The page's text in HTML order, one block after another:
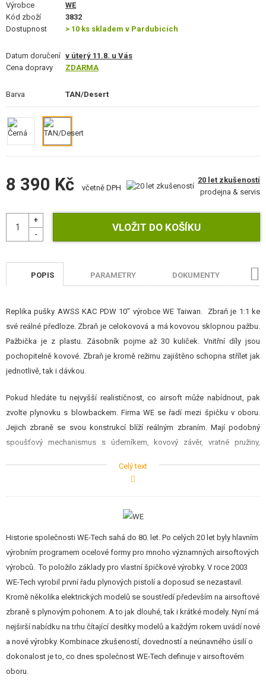
SERVIS A ÚDRŽBA ZBRANÍ
SEBEOBRANA, VÝCVIK, NOŽE
JÍDLO
REKLAMNÍ PŘEDMĚTY
POŠKOZENÉ, POUŽITÉ ZBOŽÍ
NOVINKY
SLEVY, AKCE
KONTAKT
Výrobce
WE
Kód zboží
3832
Dostupnost
> 10 ks skladem v Pardubicích
Datum doručení v úterý 11.8. u Vás
Cena dopravy
ZDARMA
Barva TAN/Desert
8 390 Kč včetně DPH
20 let zkušeností
prodejna & servis
POPIS PARAMETRY DOKUMENTY
Replika pušky AWSS KAC PDW 10" výrobce WE Taiwan. Zbraň je 1:1 ke
své reálné předloze. Zbraň je celokovová a má kovovou sklopnou pažbu.
Pažbička je z plastu. Zásobník pojme až 30 kuliček. Vnitřní díly jsou
pochopitelně kovové. Zbraň je kromě režimu zajištěno schopna střílet jak
jednotlivě, tak i dávkou.
Pokud hledáte tu nejvyšší realističnost, co airsoft může nabídnout, pak
zvolte plynovku s blowbackem. Firma WE se řadí mezi špičku v oboru.
Jejich zbraně se svou konstrukcí blíží reálným zbraním. Mají podobný
spoušťový mechanismus s úderníkem, kovový závěr, vratné pružiny,
rozborku, reálný princip natahování závěru před první ranou, čistí se a
obtížnější seřizování HopUp systému jenž ovlivňuje expandující plyn, vyšší
míra opotřebení vnitřních dílů, nebo citlivost na nízké teploty (pracovní
rozmezí 15-25°C). Plynové zbraně nejsou pro rozmazlené majitele
elektrických zbraní, ale pro specifickou skupinu hráčů, kteří touží
posunout realističnost airsoftu na vyšší úroveň.
Zbraň je schopna pracovat jak s plynovými zásobníky (v balení), tak
můžete přikoupit i zásobník na CO2 bombičky. Zde uvádíme srovnání
jednotlivých typů:
Celý text
Historie společnosti WE-Tech sahá do 80. let. Po celých 20 let byly hlavním
výrobním programem ocelové formy pro mnoho významných airsoftových
výrobců. To položilo základy pro vlastní špičkové výrobky. V roce 2003
WE-Tech vyrobil první řadu plynových pistolí a doposud se nezastavil.
Kromě několika elektrických modelů se soustředí především na airsoftové
zbraně s plynovým pohonem. A to jak dlouhé, tak i krátké modely. Nyní má
nejširší nabídku na trhu čítající desítky modelů a každým rokem uvádí nové
a nové výrobky. Kombinace zkušeností, dovedností a neúnavného úsilí o
dokonalost je to, co dnes společnost WE-Tech definuje v airsoftovém
oboru.